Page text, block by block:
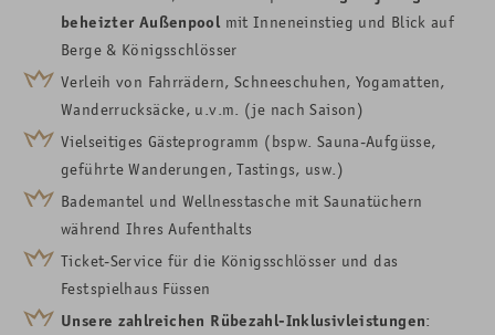
beheizter Außenpool mit Inneneinstieg und Blick auf
Berge & Königsschlösser
Verleih von Fahrrädern, Schneeschuhen, Yogamatten,
Wanderrucksäcke, u.v.m. (je nach Saison)
Vielseitiges Gästeprogramm (bspw. Sauna-Aufgüsse,
geführte Wanderungen, Tastings, usw.)
Bademantel und Wellnesstasche mit Saunatüchern
während Ihres Aufenthalts
Ticket-Service für die Königsschlösser und das
Festspielhaus Füssen
Unsere zahlreichen Rübezahl-Inklusivleistungen: